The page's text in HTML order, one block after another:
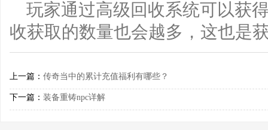
玩家通过高级回收系统可以获
收获取的数量也会越多，这也是
上一篇： 传奇当中的累计充值福利有哪些？
下一篇： 装备重铸npc详解